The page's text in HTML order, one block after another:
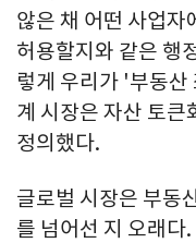
않은 채 어떤 사업자
허용할지와 같은 행
렇게 우리가 '부동산
계 시장은 자산 토
정의했다.
글로벌 시장은 부동
를 넘어선 지 오래